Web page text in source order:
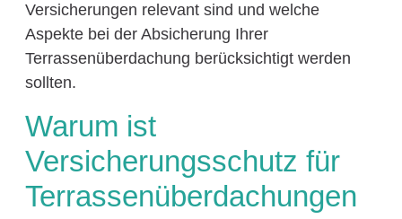
Versicherungen relevant sind und welche
Aspekte bei der Absicherung Ihrer
Terrassenüberdachung berücksichtigt werden
sollten.
Warum ist
Versicherungsschutz für
Terrassenüberdachungen